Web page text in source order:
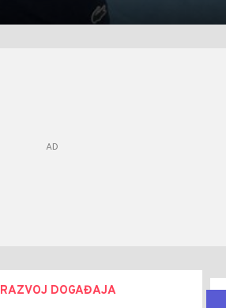
RAZVOJ DOGAĐAJA